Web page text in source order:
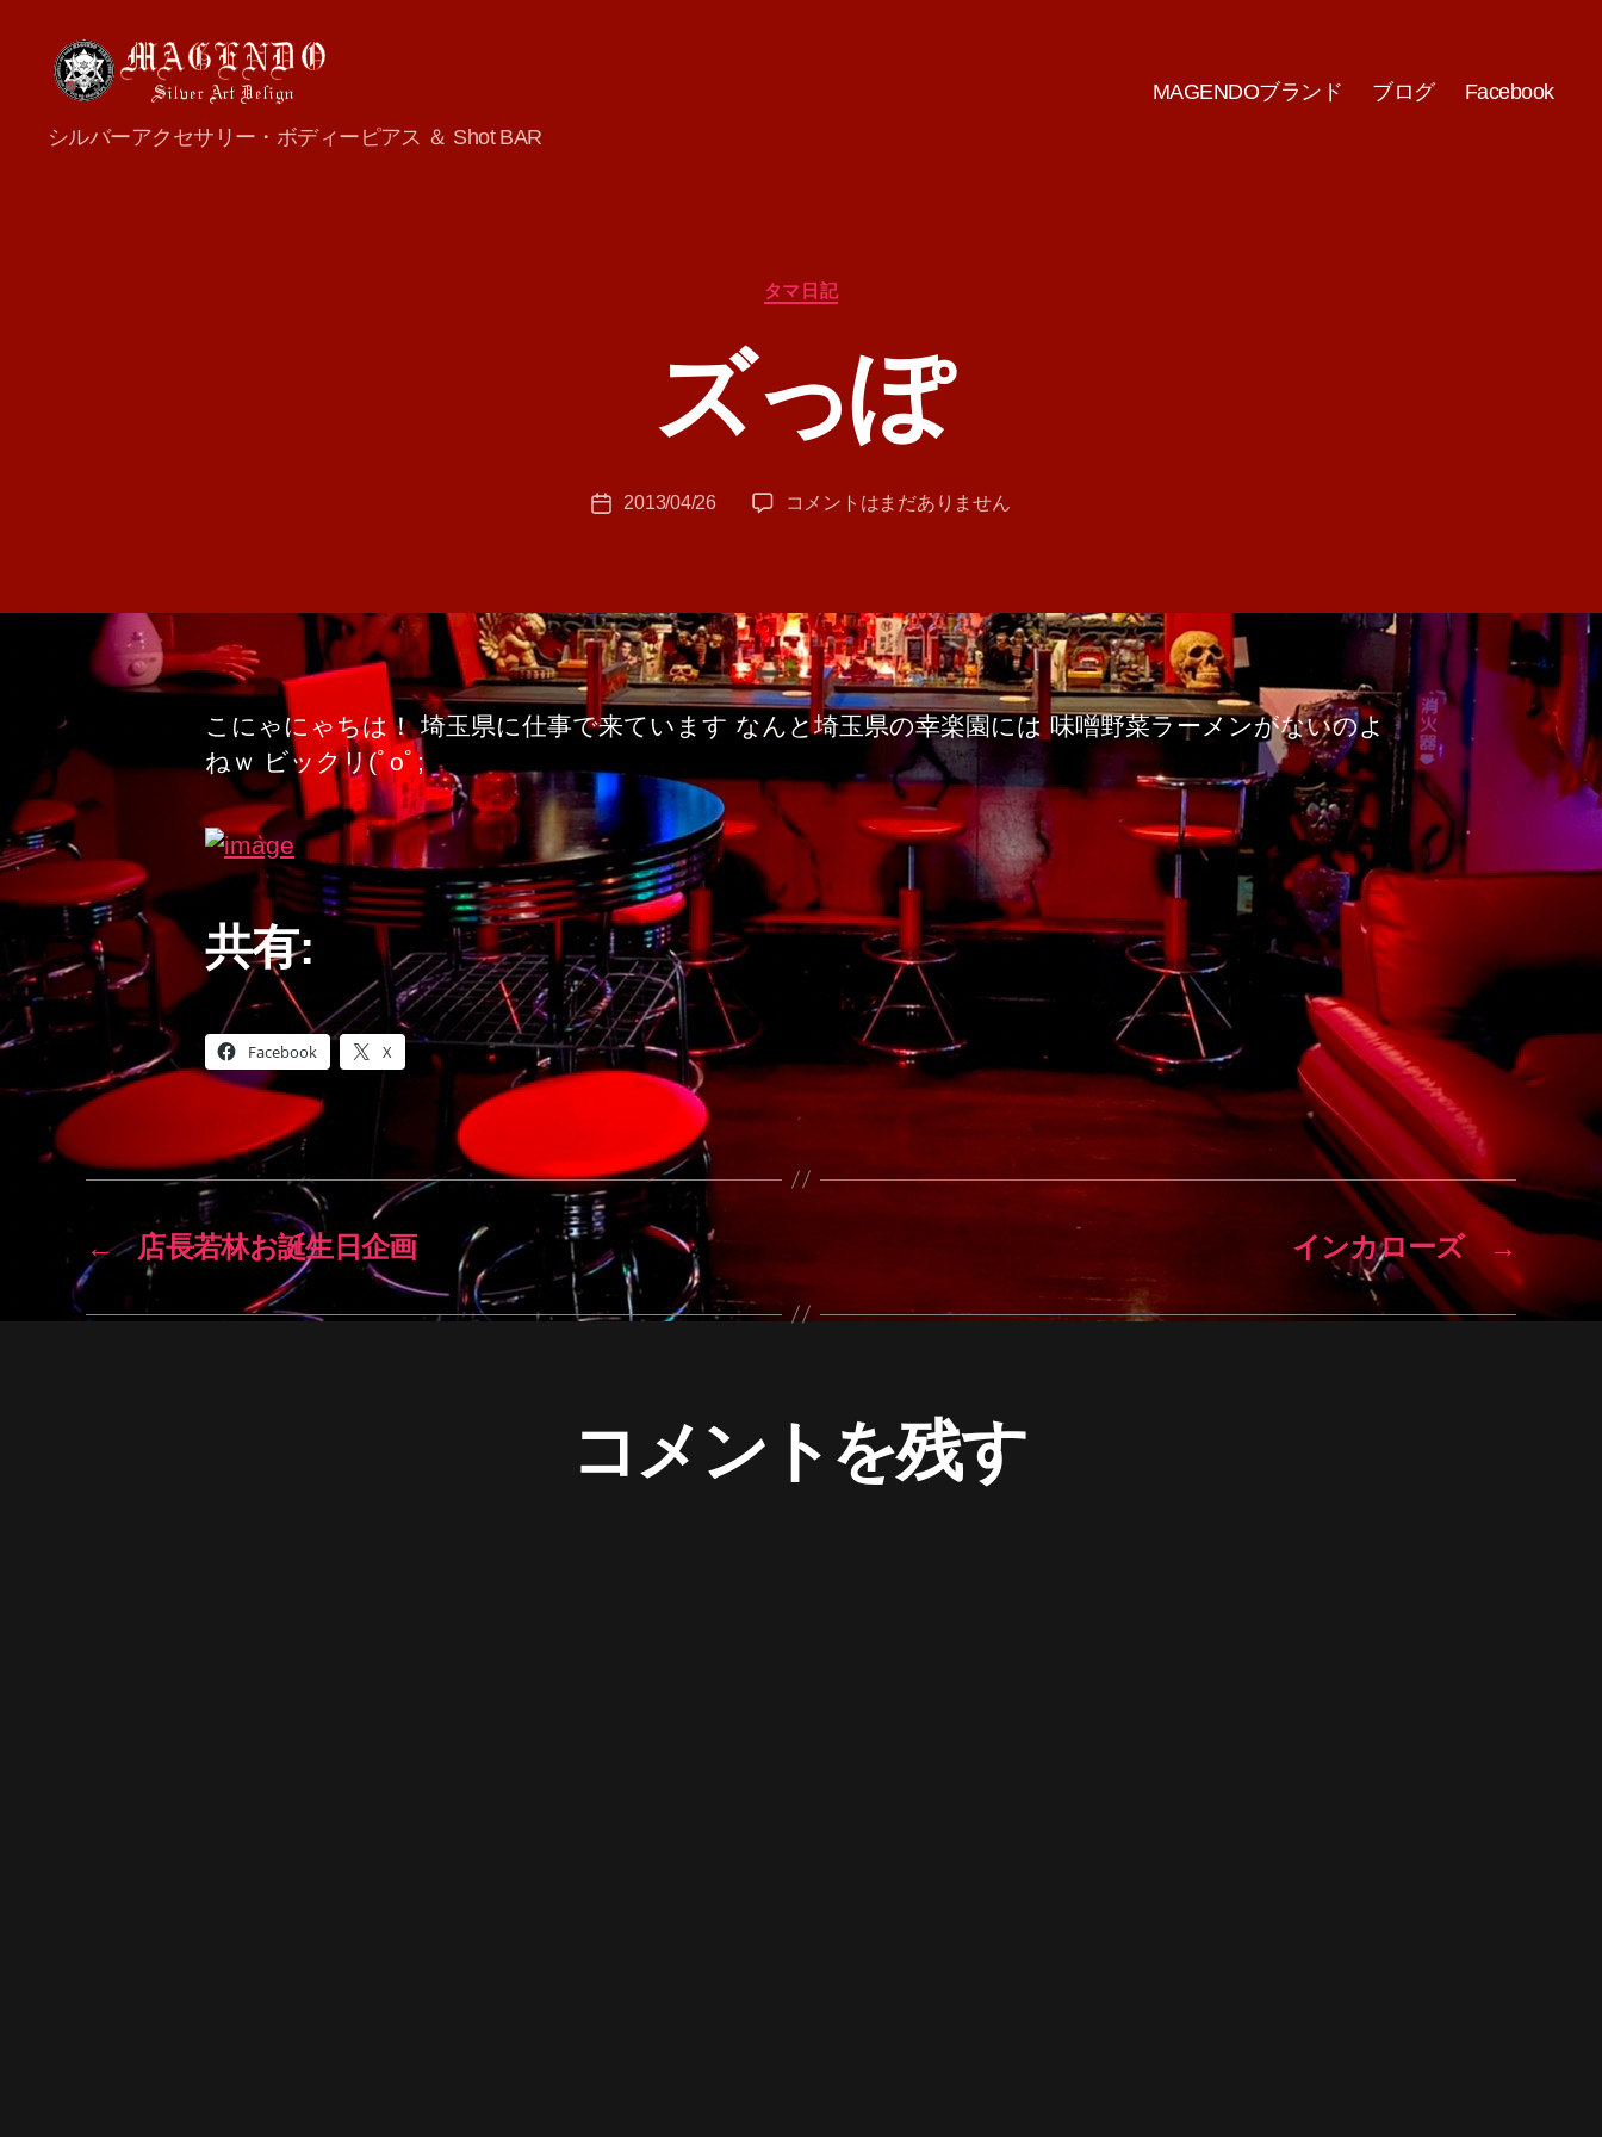
MAGENDO
JAPAN
シルバーアクセサリー・ボディーピアス ＆ Shot BAR
MAGENDOブランド ブログ Facebook
カ
テ
ー
タマ日記
ズっぽ
作
成
者
T
投
2013/04/26
ズ
の
コメントはまだありません
こにゃにゃちは！ 埼玉県に仕事で来ています なんと埼玉県の幸楽園には 味噌野菜ラーメンがないのよ
ねｗ ビックリ(ﾟoﾟ;
共有:
Facebook X
← 店長若林お誕生日企画 →
インカローズ
コメントを残す